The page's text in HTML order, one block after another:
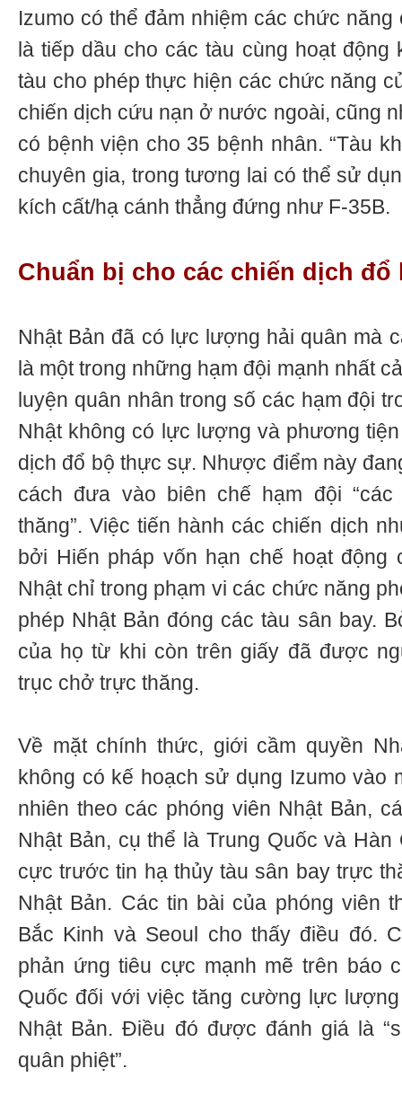
Izumo có thể đảm nhiệm các chức
là tiếp dầu cho các tàu cùng hoạt động
tàu cho phép thực hiện các chức năng
chiến dịch cứu nạn ở nước ngoài, cũng
có bệnh viện cho 35 bệnh nhân. “Tàu
chuyên gia, trong tương lai có thể sử
kích cất/hạ cánh thẳng đứng như F-35B.
Chuẩn bị cho các chiến dịch đổ
Nhật Bản đã có lực lượng hải quân mà
là một trong những hạm đội mạnh nhất
luyện quân nhân trong số các hạm đội
Nhật không có lực lượng và phương
dịch đổ bộ thực sự. Nhược điểm này
cách đưa vào biên chế hạm đội
thăng”. Việc tiến hành các chiến dịch
bởi Hiến pháp vốn hạn chế hoạt động
Nhật chỉ trong phạm vi các chức năng
phép Nhật Bản đóng các tàu sân bay.
của họ từ khi còn trên giấy đã được
trục chở trực thăng.
Về mặt chính thức, giới cầm quyền
không có kế hoạch sử dụng Izumo vào
nhiên theo các phóng viên Nhật Bản,
Nhật Bản, cụ thể là Trung Quốc và
cực trước tin hạ thủy tàu sân bay trực
Nhật Bản. Các tin bài của phóng viên
Bắc Kinh và Seoul cho thấy điều đó.
phản ứng tiêu cực mạnh mẽ trên báo
Quốc đối với việc tăng cường lực
Nhật Bản. Điều đó được đánh giá là
quân phiệt”.